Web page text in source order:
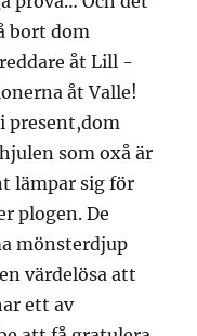
bort dom
åt Lill -
åt Valle!
present,dom
som oxå är
lämpar sig för
plogen. De
mönsterdjup
värdelösa att
ett av